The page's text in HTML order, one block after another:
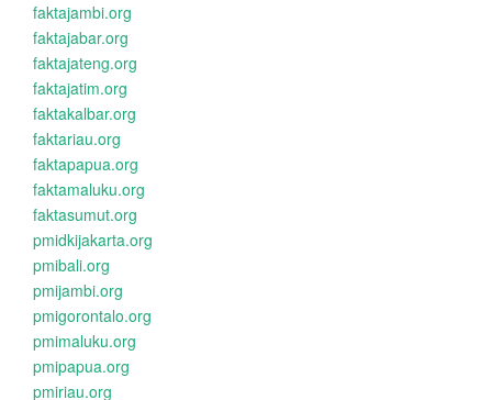
faktajambi.org
faktajabar.org
faktajateng.org
faktajatim.org
faktakalbar.org
faktariau.org
faktapapua.org
faktamaluku.org
faktasumut.org
pmidkijakarta.org
pmibali.org
pmijambi.org
pmigorontalo.org
pmimaluku.org
pmipapua.org
pmiriau.org